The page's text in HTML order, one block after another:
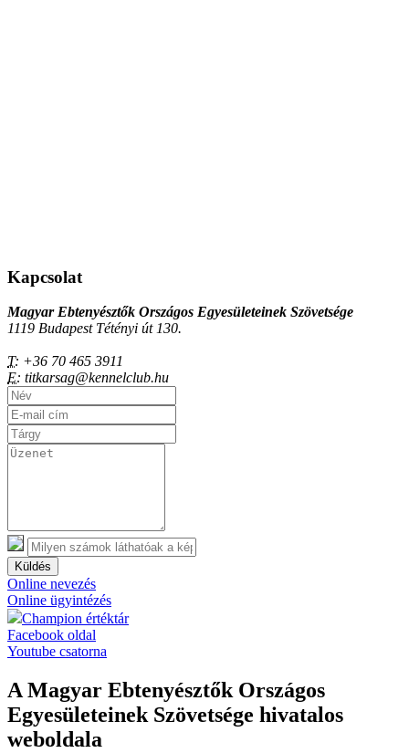
Kapcsolat
Magyar Ebtenyésztők Országos Egyesületeinek Szövetsége
1119 Budapest Tétényi út 130.
T: +36 70 465 3911
E: titkarsag@kennelclub.hu
Küldés
Online nevezés
Online ügyintézés
Champion értéktár
Facebook oldal
Youtube csatorna
A Magyar Ebtenyésztők Országos
Egyesületeinek Szövetsége hivatalos
weboldala